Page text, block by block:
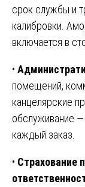
срок службы и
калибровки.
включается в
•
помещений,
канцелярские
обслуживание
каждый заказ.
• Страхование